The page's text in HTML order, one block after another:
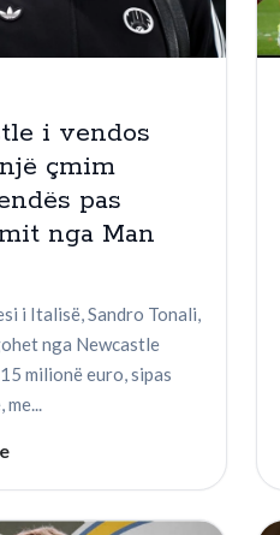
i vendos
çmim
pas
nga Man
i Italisë, Sandro Tonali,
nga Newcastle
milionë euro, sipas